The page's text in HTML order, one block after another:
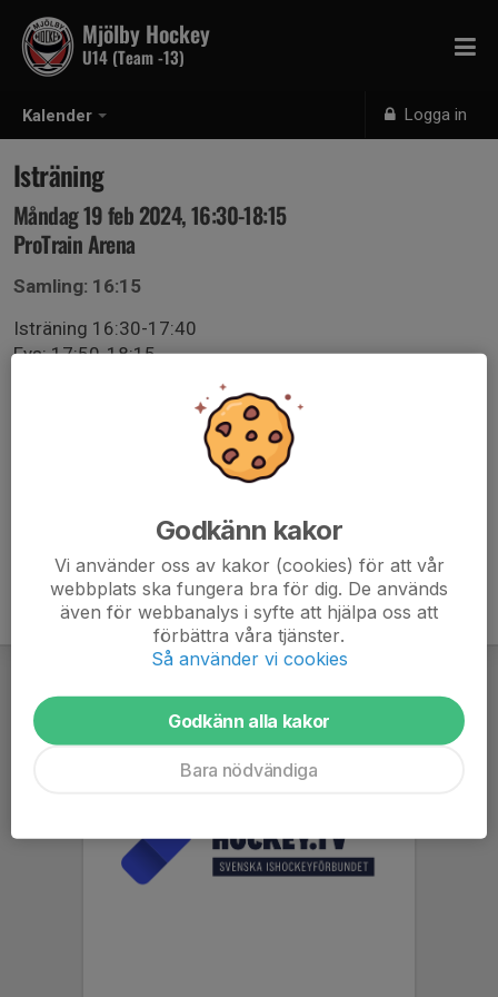
Kalender Logga in
Mjölby Hockey
U14 (Team -13)
Isträning
Måndag 19 feb 2024, 16:30-18:15
ProTrain Arena
Samling: 16:15
Isträning 16:30-17:40
Fys: 17:50-18:15
Godkänn kakor
Vi använder oss av kakor (cookies) för att vår
webbplats ska fungera bra för dig. De används
även för webbanalys i syfte att hjälpa oss att
förbättra våra tjänster.
Så använder vi cookies
Godkänn alla kakor
Bara nödvändiga